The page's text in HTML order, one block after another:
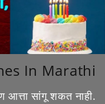
In Marathi
सांगू शकत नाही.